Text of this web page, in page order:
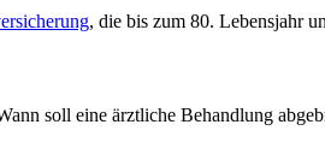
, die bis zum 80. Lebensjahr
soll eine ärztliche Behandlung